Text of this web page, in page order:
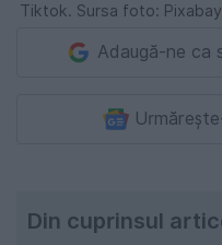
Tiktok. Sursa foto: Pixabay
Adaugă-ne ca
Din cuprinsul